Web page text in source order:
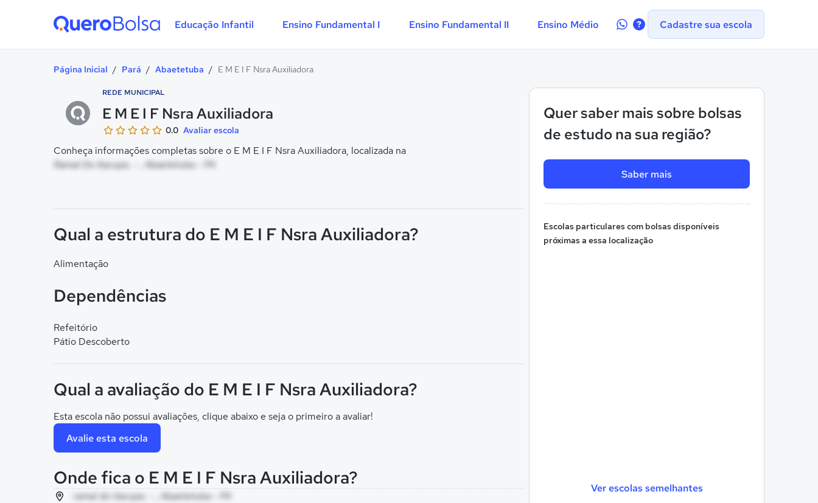
Educação Infantil Ensino Fundamental I Ensino Fundamental II Ensino Médio
Contate-Cadastre sua escola
Página Inicial / Pará / Abaetetuba / E M E I F Nsra Auxiliadora
REDE MUNICIPAL
E M E I F Nsra Auxiliadora
0.0 Avaliar escola
Conheça informações completas sobre o E M E I F Nsra Auxiliadora, localizada na
Ramal Do Itacupe, - , Abaetetuba - PA
Quer saber mais sobre bolsas
de estudo na sua região?
Saber mais
Escolas particulares com bolsas disponíveis
próximas a essa localização
Ver escolas semelhantes
Qual a estrutura do E M E I F Nsra Auxiliadora?
Alimentação
Dependências
Refeitório
Pátio Descoberto
Qual a avaliação do E M E I F Nsra Auxiliadora?
Esta escola não possui avaliações, clique abaixo e seja o primeiro a avaliar!
Avalie esta escola
Onde fica o E M E I F Nsra Auxiliadora?
ramal do itacupe, - , Abaetetuba - PA